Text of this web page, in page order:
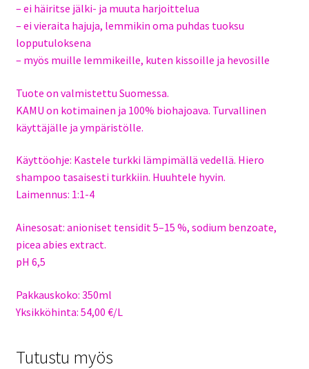
– ei häiritse jälki- ja muuta harjoittelua
– ei vieraita hajuja, lemmikin oma puhdas tuoksu
lopputuloksena
– myös muille lemmikeille, kuten kissoille ja hevosille
Tuote on valmistettu Suomessa.
KAMU on kotimainen ja 100% biohajoava. Turvallinen
käyttäjälle ja ympäristölle.
Käyttöohje: Kastele turkki lämpimällä vedellä. Hiero
shampoo tasaisesti turkkiin. Huuhtele hyvin.
Laimennus: 1:1-4
Ainesosat: anioniset tensidit 5–15 %, sodium benzoate,
picea abies extract.
pH 6,5
Pakkauskoko: 350ml
Yksikköhinta: 54,00 €/L
Tutustu myös